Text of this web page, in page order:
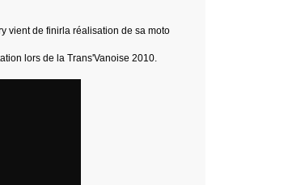
vient de finirla réalisation de sa moto
lors de la Trans'Vanoise 2010.